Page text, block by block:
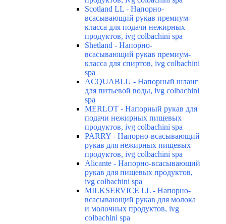
Scotland LL - Напорно-
всасывающий рукав премиум-
класса для подачи нежирных
продуктов, ivg colbachini spa
Shetland - Напорно-
всасывающий рукав премиум-
класса для спиртов, ivg colbachini
spa
ACQUABLU - Напорный шланг
для питьевой воды, ivg colbachini
spa
MERLOT - Напорный рукав для
подачи нежирных пищевых
продуктов, ivg colbachini spa
PARRY - Напорно-всасывающий
рукав для нежирных пищевых
продуктов, ivg colbachini spa
Alicante - Напорно-всасывающий
рукав для пищевых продуктов,
ivg colbachini spa
MILKSERVICE LL - Напорно-
всасывающий рукав для молока
и молочных продуктов, ivg
colbachini spa